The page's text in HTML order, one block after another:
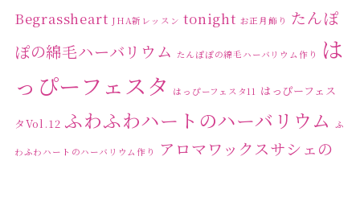
Begrassheart JHA新レッスン tonight お正月飾り たんぽ
ぽの綿毛ハーバリウム たんぽぽの綿毛ハーバリウム作り
は
っぴーフェスタ
はっぴーフェスタ11 はっぴーフェス
タVol.12 ふわふわハートのハーバリウム ふ
わふわハートのハーバリウム作り
アロマワックスサシェの